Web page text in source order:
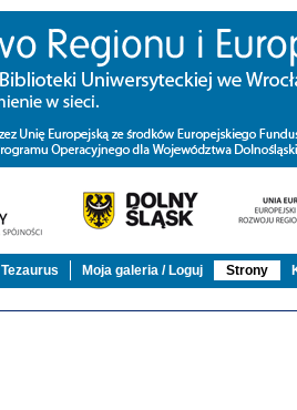
Tezaurus Moja galeria / Loguj Strony